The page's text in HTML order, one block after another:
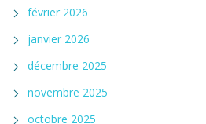
février 2026
janvier 2026
décembre 2025
novembre 2025
octobre 2025